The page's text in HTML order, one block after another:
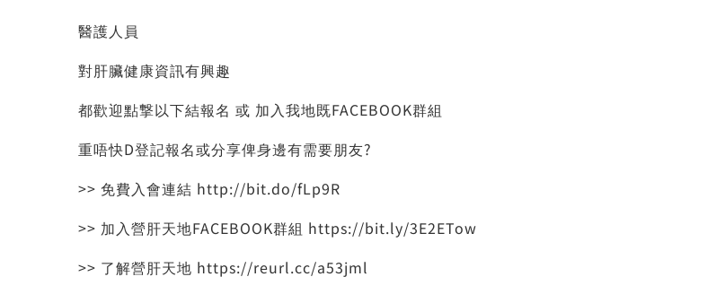
醫護人員
對肝臟健康資訊有興趣
都歡迎點撃以下結報名 或 加入我地既FACEBOOK群組
重唔快D登記報名或分享俾身邊有需要朋友?
>> 免費入會連結 http://bit.do/fLp9R
>> 加入營肝天地FACEBOOK群組 https://bit.ly/3E2ETow
>> 了解營肝天地 https://reurl.cc/a53jml